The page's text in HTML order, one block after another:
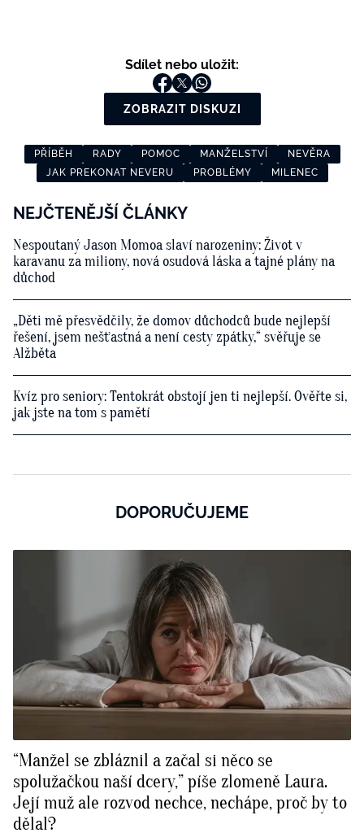
Sdílet nebo uložit:
ZOBRAZIT DISKUZI
PŘÍBĚH RADY POMOC MANŽELSTVÍ
NEVĚRA
JAK PREKONAT NEVERU
PROBLÉMY MILENEC
NEJČTENĚJŠÍ ČLÁNKY
Nespoutaný Jason Momoa slaví narozeniny: Život v
karavanu za miliony, nová osudová láska a tajné plány na
důchod
„Děti mě přesvědčily, že domov důchodců bude nejlepší
řešení, jsem nešťastná a není cesty zpátky,“ svěřuje se
Alžběta
Kvíz pro seniory: Tentokrát obstojí jen ti nejlepší. Ověřte si,
jak jste na tom s pamětí
DOPORUČUJEME
“Manžel se zbláznil a začal si něco se
spolužačkou naší dcery,” píše zlomeně Laura.
Její muž ale rozvod nechce, nechápe, proč by to
dělal?